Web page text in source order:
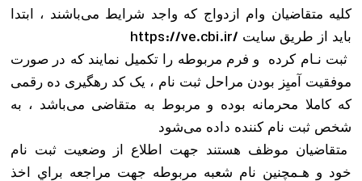
کليه متقاضيان وام ازدواج که واجد شرايط می‌باشند ، ابتدا
بايد از طريق سايت https://ve.cbi.ir/
ثبت نـام کرده و فرم مربوطه را تکميل نمايند که در صورت
موفقيت آمیِز بودن مراحل ثبت نام ، يک کد رهگيری ده رقمی
که کاملا محرمانه بوده و مربوط به متقاضی می‌باشد ، به
شخص ثبت نام کننده داده می‌شود
متقاضيان موظف هستند جهت اطلاع از وضعيت ثبت نام
خود و هـمچنين نام شعبه مربوطه جهت مراجعه براي اخذ